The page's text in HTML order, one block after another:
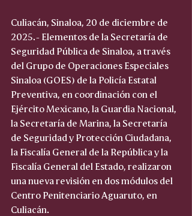
Culiacán, Sinaloa, 20 de diciembre de
2025.- Elementos de la Secretaría de
Seguridad Pública de Sinaloa, a través
del Grupo de Operaciones Especiales
Sinaloa (GOES) de la Policía Estatal
Preventiva, en coordinación con el
Ejército Mexicano, la Guardia Nacional,
la Secretaría de Marina, la Secretaría
de Seguridad y Protección Ciudadana,
la Fiscalía General de la República y la
Fiscalía General del Estado, realizaron
una nueva revisión en dos módulos del
Centro Penitenciario Aguaruto, en
Culiacán.